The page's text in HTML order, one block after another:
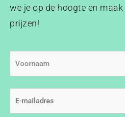
we je op de hoogte en
prijzen!
mailadres